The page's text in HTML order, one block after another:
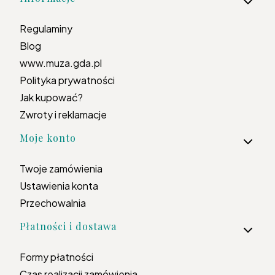
Regulaminy
Blog
www.muza.gda.pl
Polityka prywatności
Jak kupować?
Zwroty i reklamacje
Moje konto
Twoje zamówienia
Ustawienia konta
Przechowalnia
Płatności i dostawa
Formy płatności